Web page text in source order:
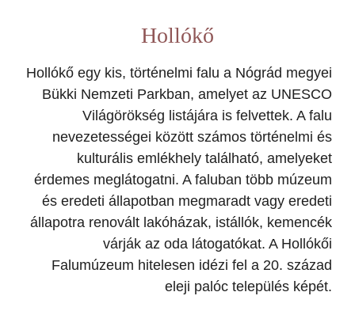
Hollókő
Hollókő egy kis, történelmi falu a Nógrád megyei
Bükki Nemzeti Parkban, amelyet az UNESCO
Világörökség listájára is felvettek. A falu
nevezetességei között számos történelmi és
kulturális emlékhely található, amelyeket
érdemes meglátogatni. A faluban több múzeum
és eredeti állapotban megmaradt vagy eredeti
állapotra renovált lakóházak, istállók, kemencék
várják az oda látogatókat. A Hollókői
Falumúzeum hitelesen idézi fel a 20. század
eleji palóc település képét.